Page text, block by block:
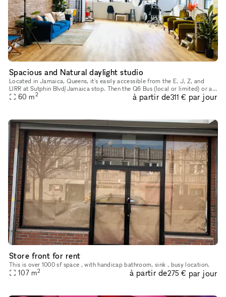
Spacious and Natural daylight studio
Located in Jamaica, Queens, it's easily accessible from the E, J, Z, and
LIRR at Sutphin Blvd/Jamaica stop. Then the Q6 Bus (local or limited) or a
short taxi ride. The space is approximately 650 sq
60 m2 à partir de311 € par jour
Store front for rent
This is over 1000 sf space , with handicap bathroom, sink , busy location.
107 m2 à partir de275 € par jour